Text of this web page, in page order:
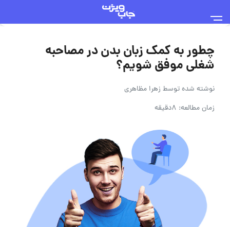
چطور به کمک زبان بدن در مصاحبه
شغلی موفق شویم؟
نوشته شده توسط زهرا مظاهری
زمان مطالعه: 8دقیقه